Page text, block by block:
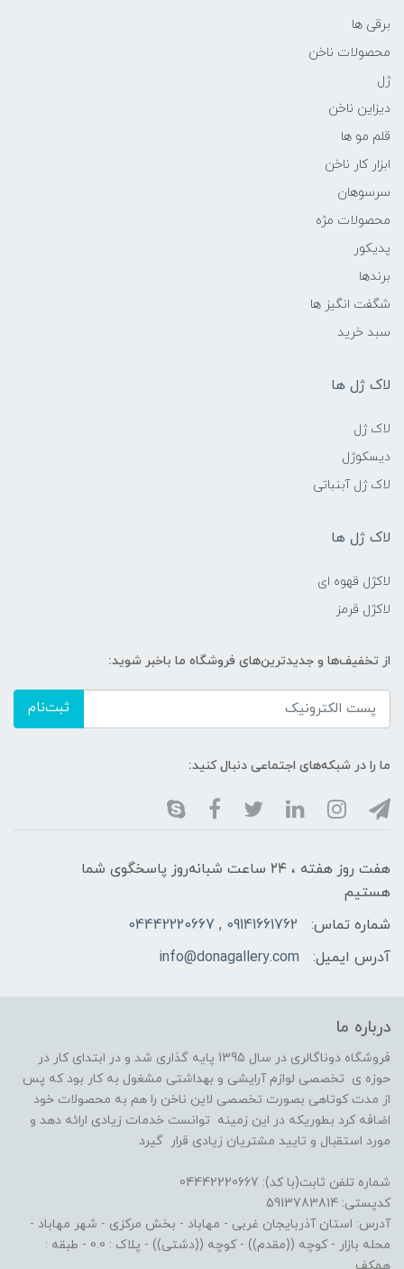
برقی ها
محصولات ناخن
ژل
دیزاین ناخن
قلم مو ها
ابزار کار ناخن
سرسوهان
محصولات مژه
پدیکور
برندها
شگفت انگیز ها
سبد خرید
لاک ژل ها
لاک ژل
دیسکوژل
لاک ژل آبنباتی
لاک ژل ها
لاکژل قهوه ای
لاکژل قرمز
از تخفیف‌ها و جدیدترین‌های فروشگاه ما باخبر شوید:
ثبت‌نام
ما را در شبکه‌های اجتماعی دنبال کنید:
هفت روز هفته ، ۲۴ ساعت شبانه‌روز پاسخگوی شما
هستیم
شماره تماس:
09141661762 , 04442220667
آدرس ایمیل:
info@donagallery.com
درباره ما
فروشگاه دوناگالری در سال 1395 پایه گذاری شد و در ابتدای کار در
حوزه ی تخصصی لوازم آرایشی و بهداشتی مشغول به کار بود که پس
از مدت کوتاهی بصورت تخصصی لاین ناخن را هم به محصولات خود
اضافه کرد بطوریکه در این زمینه توانست خدمات زیادی ارائه دهد و
مورد استقبال و تایید مشتریان زیادی قرار گیرد
شماره تلفن ثابت(با کد): 04442220667
کدپستی: 5913783814
آدرس: استان آذربایجان غربی - مهاباد - بخش مرکزی - شهر مهاباد -
محله بازار - کوچه ((مقدم)) - کوچه ((دشتی)) - پلاک : 0.0 - طبقه :